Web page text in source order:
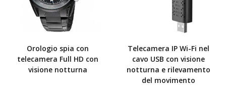
Orologio spia con
telecamera Full HD con
visione notturna
Telecamera IP Wi-Fi nel
cavo USB con visione
notturna e rilevamento
del movimento